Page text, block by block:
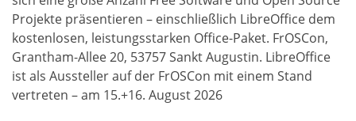
Projekte präsentieren – einschließlich LibreOffice dem
kostenlosen, leistungsstarken Office-Paket. FrOSCon,
Grantham-Allee 20, 53757 Sankt Augustin. LibreOffice
ist als Aussteller auf der FrOSCon mit einem Stand
vertreten – am 15.+16. August 2026